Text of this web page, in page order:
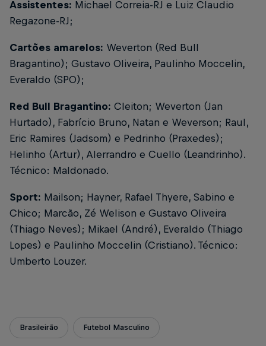
Assistentes: Michael Correia-RJ e Luiz Claudio
Regazone-RJ;
Cartões amarelos: Weverton (Red Bull
Bragantino); Gustavo Oliveira, Paulinho Moccelin,
Everaldo (SPO);
Red Bull Bragantino: Cleiton; Weverton (Jan
Hurtado), Fabrício Bruno, Natan e Weverson; Raul,
Eric Ramires (Jadsom) e Pedrinho (Praxedes);
Helinho (Artur), Alerrandro e Cuello (Leandrinho).
Técnico: Maldonado.
Sport: Mailson; Hayner, Rafael Thyere, Sabino e
Chico; Marcão, Zé Welison e Gustavo Oliveira
(Thiago Neves); Mikael (André), Everaldo (Thiago
Lopes) e Paulinho Moccelin (Cristiano). Técnico:
Umberto Louzer.
Brasileirão Futebol Masculino